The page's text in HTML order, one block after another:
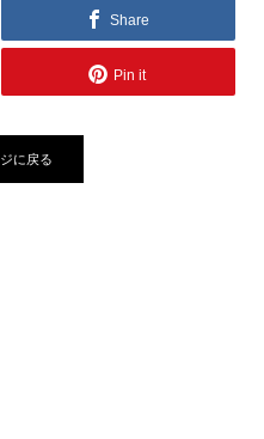
Share
Pin it
に戻る